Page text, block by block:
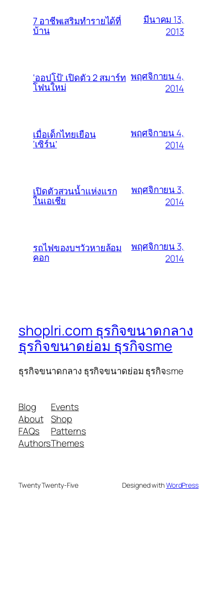
7 อาชีพเสริมทำรายได้ที่
บ้าน
มีนาคม 13,
2013
‘ออปโป้’ เปิดตัว 2 สมาร์ท
โฟนใหม่
พฤศจิกายน 4,
2014
เมื่อเด็กไทยเยือน
‘เซิร์น’
พฤศจิกายน 4,
2014
เปิดตัวสวนน้ำแห่งแรก
ในเอเชีย
พฤศจิกายน 3,
2014
รถไฟของบฯวัวหายล้อม
คอก
พฤศจิกายน 3,
2014
shoplri.com ธุรกิจขนาดกลาง
ธุรกิจขนาดย่อม ธุรกิจsme
ธุรกิจขนาดกลาง ธุรกิจขนาดย่อม ธุรกิจsme
Blog
About
FAQs
Authors
Events
Shop
Patterns
Themes
Twenty Twenty-Five Designed withWordPress